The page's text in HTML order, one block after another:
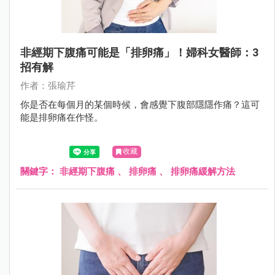
非經期下腹痛可能是「排卵痛」！婦科女醫師：3
招有解
作者：張瑜芹
你是否在每個月的某個時候，會感覺下腹部隱隱作痛？這可
能是排卵痛在作怪。
收藏
關鍵字： 非經期下腹痛 、 排卵痛 、 排卵痛緩解方法